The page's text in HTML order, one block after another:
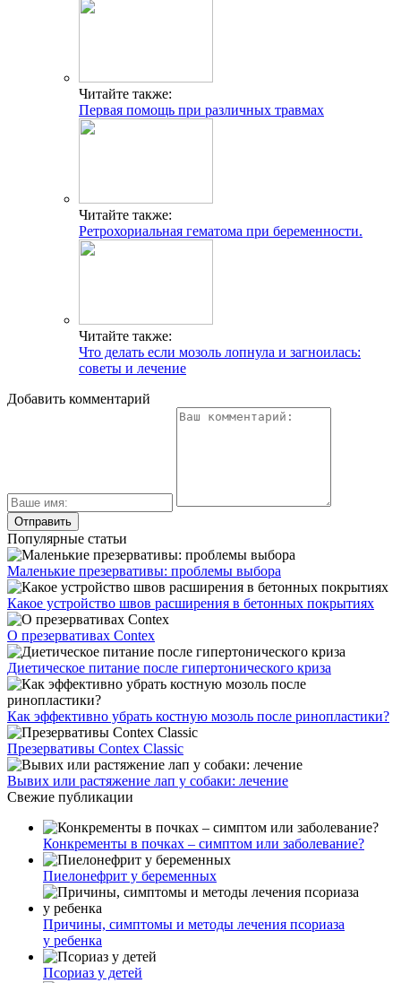
Читайте также:
Первая помощь при различных травмах
Читайте также:
Ретрохориальная гематома при беременности.
Читайте также:
Что делать если мозоль лопнула и загноилась:
советы и лечение
Добавить комментарий
Популярные статьи
Маленькие презервативы: проблемы выбора
Какое устройство швов расширения в бетонных покрытиях
О презервативах Contex
Диетическое питание после гипертонического криза
Как эффективно убрать костную мозоль после ринопластики?
Презервативы Contex Classic
Вывих или растяжение лап у собаки: лечение
Свежие публикации
Конкременты в почках – симптом или заболевание?
Пиелонефрит у беременных
Причины, симптомы и методы лечения псориаза
у ребенка
Псориаз у детей